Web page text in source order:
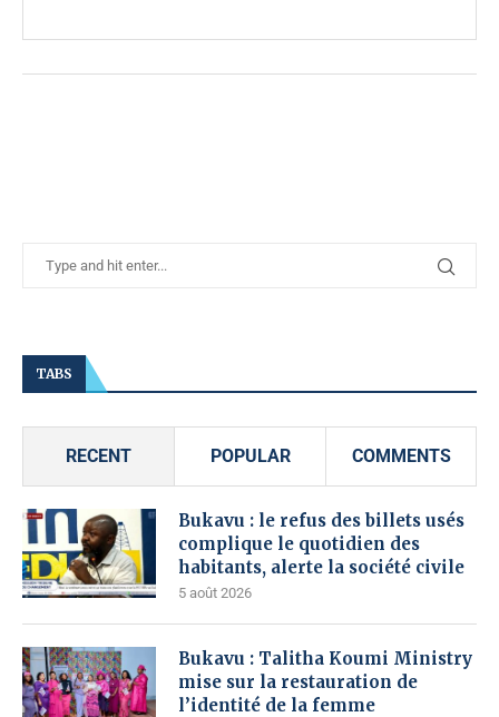
TABS
RECENT POPULAR COMMENTS
Bukavu : le refus des billets usés
complique le quotidien des
habitants, alerte la société civile
5 août 2026
Bukavu : Talitha Koumi Ministry
mise sur la restauration de
l’identité de la femme